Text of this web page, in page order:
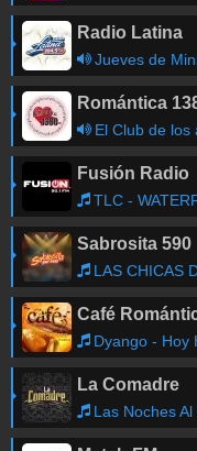
Radio Latina
Jueves de
Romántica
El Club de los
Fusión Radio
TLC -
Sabrosita 590
LAS CHICAS
Café
Dyango - Hoy
La Comadre
Las Noches